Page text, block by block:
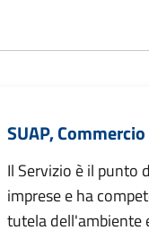
SUAP,
Il Servizio è il punto
imprese e ha
tutela dell'ambiente